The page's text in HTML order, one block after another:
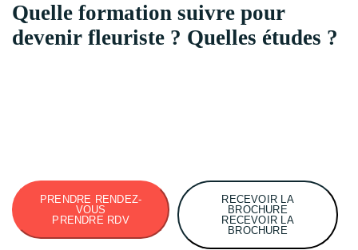
Quelle formation suivre pour
devenir fleuriste ? Quelles études ?
PRENDRE RENDEZ-
VOUS
PRENDRE RDV
RECEVOIR LA
BROCHURE
RECEVOIR LA
BROCHURE